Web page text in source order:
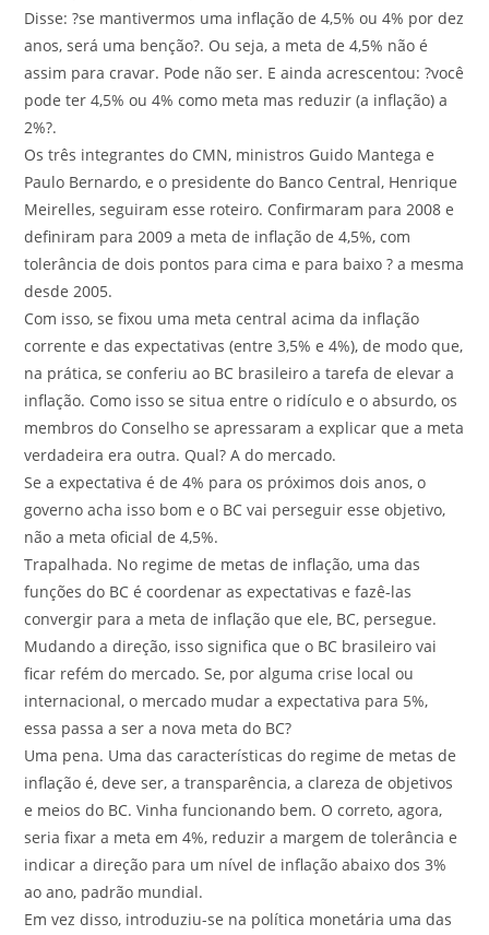
Disse: ?se mantivermos uma inflação de 4,5% ou 4% por dez
anos, será uma benção?. Ou seja, a meta de 4,5% não é
assim para cravar. Pode não ser. E ainda acrescentou: ?você
pode ter 4,5% ou 4% como meta mas reduzir (a inflação) a
2%?.
Os três integrantes do CMN, ministros Guido Mantega e
Paulo Bernardo, e o presidente do Banco Central, Henrique
Meirelles, seguiram esse roteiro. Confirmaram para 2008 e
definiram para 2009 a meta de inflação de 4,5%, com
tolerância de dois pontos para cima e para baixo ? a mesma
desde 2005.
Com isso, se fixou uma meta central acima da inflação
corrente e das expectativas (entre 3,5% e 4%), de modo que,
na prática, se conferiu ao BC brasileiro a tarefa de elevar a
inflação. Como isso se situa entre o ridículo e o absurdo, os
membros do Conselho se apressaram a explicar que a meta
verdadeira era outra. Qual? A do mercado.
Se a expectativa é de 4% para os próximos dois anos, o
governo acha isso bom e o BC vai perseguir esse objetivo,
não a meta oficial de 4,5%.
Trapalhada. No regime de metas de inflação, uma das
funções do BC é coordenar as expectativas e fazê-las
convergir para a meta de inflação que ele, BC, persegue.
Mudando a direção, isso significa que o BC brasileiro vai
ficar refém do mercado. Se, por alguma crise local ou
internacional, o mercado mudar a expectativa para 5%,
essa passa a ser a nova meta do BC?
Uma pena. Uma das características do regime de metas de
inflação é, deve ser, a transparência, a clareza de objetivos
e meios do BC. Vinha funcionando bem. O correto, agora,
seria fixar a meta em 4%, reduzir a margem de tolerância e
indicar a direção para um nível de inflação abaixo dos 3%
ao ano, padrão mundial.
Em vez disso, introduziu-se na política monetária uma das